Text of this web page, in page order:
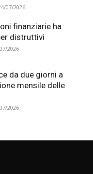
07/2026
finanziarie ha
distruttivi
2026
da due giorni a
mensile delle
2026